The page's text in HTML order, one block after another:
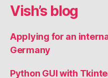
Vish’s blog
Applying for an
Germany
Python GUI with